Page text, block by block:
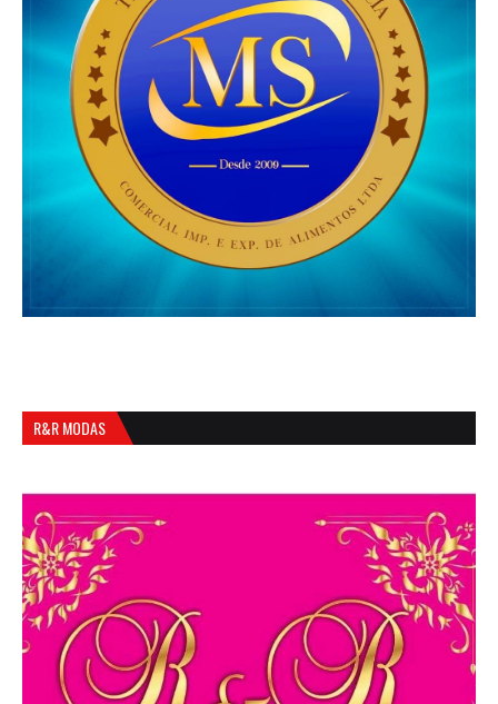
R&R MODAS